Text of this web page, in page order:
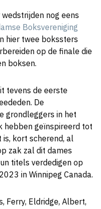
nog eens
Boksvereniging
hier twee bokssters
op de finale die
boksen.
tevens de eerste
De
grondleggers in het
hebben geïnspireerd tot
is, kort scherend, al
zak zal dit dames
titels verdedigen op
in Winnipeg Canada.
Ferry, Eldridge, Albert,